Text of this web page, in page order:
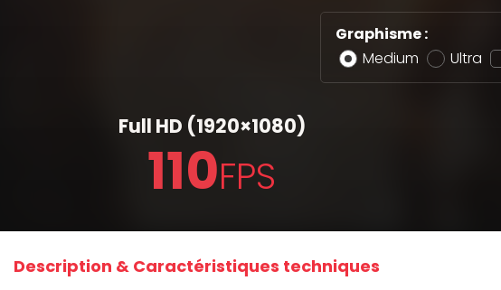
Graphisme :
Medium
Ultra
Full HD (1920×1080)
110FPS
Description & Caractéristiques techniques